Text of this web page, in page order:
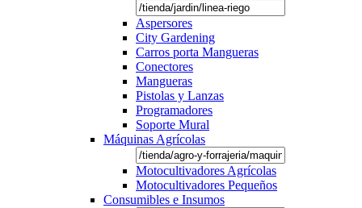
Aspersores
City Gardening
Carros porta Mangueras
Conectores
Mangueras
Pistolas y Lanzas
Programadores
Soporte Mural
Máquinas Agrícolas
Motocultivadores Agrícolas
Motocultivadores Pequeños
Consumibles e Insumos